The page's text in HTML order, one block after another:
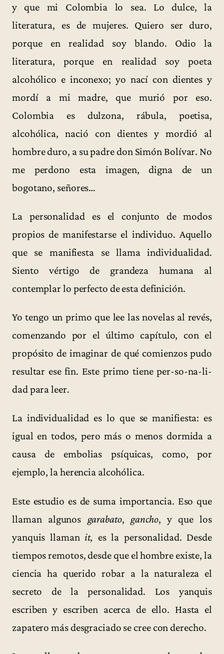
y que mi Colombia lo sea. Lo dulce, la
literatura, es de mujeres. Quiero ser duro,
porque en realidad soy blando. Odio la
literatura, porque en realidad soy poeta
alcohólico e inconexo; yo nací con dientes y
mordí a mi madre, que murió por eso.
Colombia es dulzona, rábula, poetisa,
alcohólica, nació con dientes y mordió al
hombre duro, a su padre don Simón Bolívar. No
me perdono esta imagen, digna de un
bogotano, señores…
La personalidad es el conjunto de modos
propios de manifestarse el individuo. Aquello
que se manifiesta se llama individualidad.
Siento vértigo de grandeza humana al
contemplar lo perfecto de esta definición.
Yo tengo un primo que lee las novelas al revés,
comenzando por el último capítulo, con el
propósito de imaginar de qué comienzos pudo
resultar ese fin. Este primo tiene per-so-na-li-
dad para leer.
La individualidad es lo que se manifiesta: es
igual en todos, pero más o menos dormida a
causa de embolias psíquicas, como, por
ejemplo, la herencia alcohólica.
Este estudio es de suma importancia. Eso que
llaman algunos garabato,gancho, y que los
yanquis llaman it, es la personalidad. Desde
tiempos remotos, desde que el hombre existe, la
ciencia ha querido robar a la naturaleza el
secreto de la personalidad. Los yanquis
escriben y escriben acerca de ello. Hasta el
zapatero más desgraciado se cree con derecho.